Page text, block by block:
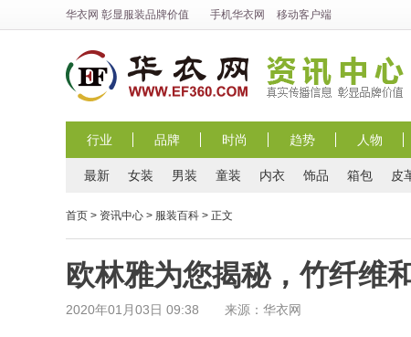
华衣网 彰显服装品牌价值 手机华衣网 移动客户端
行业 品牌 时尚 趋势 人物
最新 女装 男装 童装 内衣 饰品 箱包 皮
首页 > 资讯中心 > 服装百科 > 正文
欧林雅为您揭秘，竹纤维
2020年01月03日 09:38 来源：华衣网